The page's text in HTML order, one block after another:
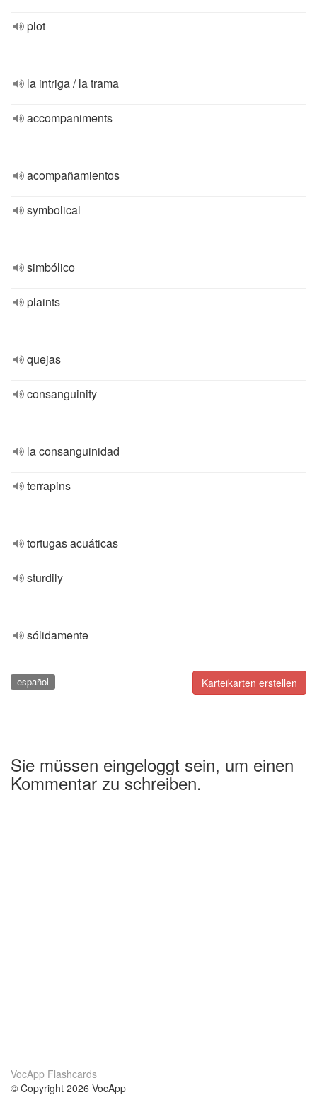
plot
la intriga / la trama
accompaniments
acompañamientos
symbolical
simbólico
plaints
quejas
consanguinity
la consanguinidad
terrapins
tortugas acuáticas
sturdily
sólidamente
Karteikarten erstellen
español
Sie müssen eingeloggt sein, um einen
Kommentar zu schreiben.
VocApp Flashcards
© Copyright 2026 VocApp